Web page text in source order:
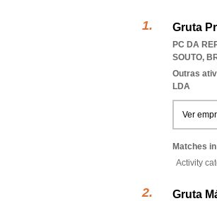
Gruta
PC DA
SOUTO,
Outras
LDA
Ver
Matches
Activity
Gruta